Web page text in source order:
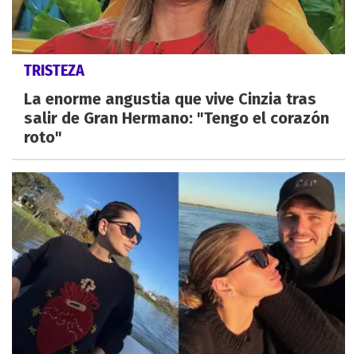
TRISTEZA
La enorme angustia que vive Cinzia tras
salir de Gran Hermano: "Tengo el corazón
roto"